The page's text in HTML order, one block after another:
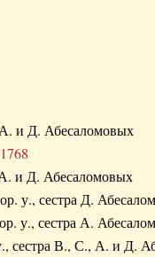
А. и Д.
1768
А. и Д.
у., сестра Д.
у., сестра А.
у., сестра В., С., А. и